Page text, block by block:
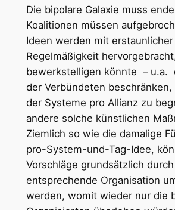
Die bipolare Galaxie muss
Koalitionen müssen
Ideen werden mit erstaunlicher
Regelmäßigkeit
bewerkstelligen könnte – u.a.
der Verbündeten beschränken,
der Systeme pro Allianz zu
andere solche künstlichen
Ziemlich so wie die damalige
pro-System-und-Tag-Idee,
Vorschläge grundsätzlich durch
entsprechende Organisation
werden, womit wieder nur die